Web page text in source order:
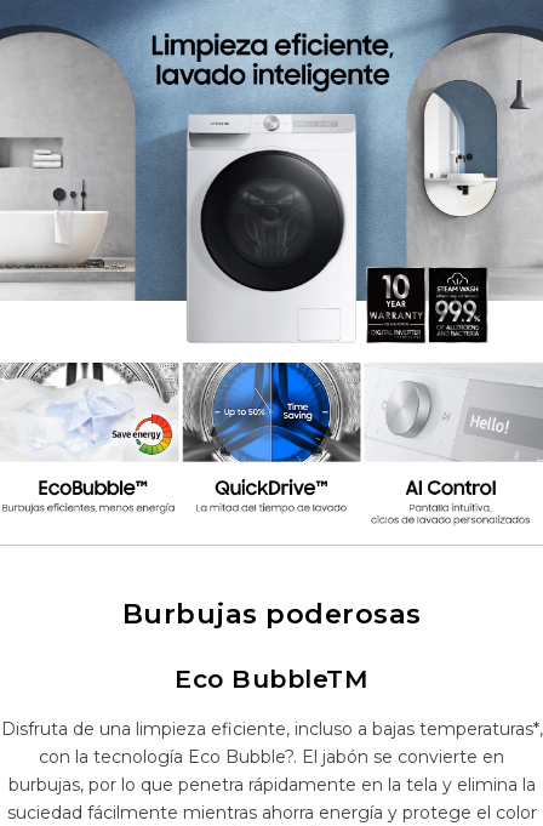
Burbujas poderosas
Eco BubbleTM
Disfruta de una limpieza eficiente, incluso a bajas temperaturas*,
con la tecnología Eco Bubble?. El jabón se convierte en
burbujas, por lo que penetra rápidamente en la tela y elimina la
suciedad fácilmente mientras ahorra energía y protege el color